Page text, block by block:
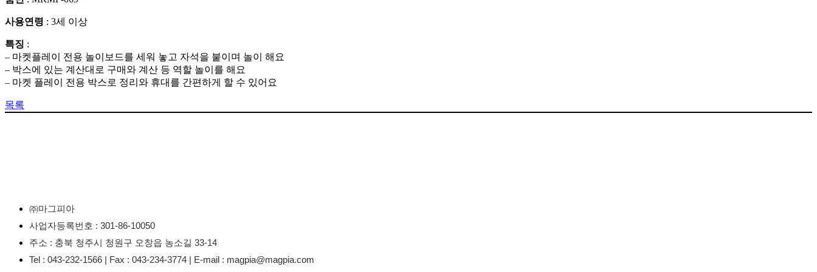
사용연령 : 3세 이상
특징 :
– 마켓플레이 전용 놀이보드를 세워 놓고 자석을 붙이며 놀이 해요
– 박스에 있는 계산대로 구매와 계산 등 역할 놀이를 해요
– 마켓 플레이 전용 박스로 정리와 휴대를 간편하게 할 수 있어요
목록
㈜마그피아
사업자등록번호 : 301-86-10050
주소 : 충북 청주시 청원구 오창읍 농소길 33-14
Tel : 043-232-1566 | Fax : 043-234-3774 | E-mail : magpia@magpia.com